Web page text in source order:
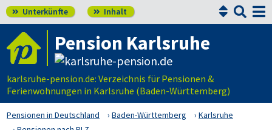
 Unterkünfte  Inhalt 

Pension Karlsruhe
karlsruhe-pension.de: Verzeichnis für Pensionen &
Ferienwohnungen in Karlsruhe (Baden-Württemberg)
Pensionen in Deutschland Baden-Württemberg
Karlsruhe